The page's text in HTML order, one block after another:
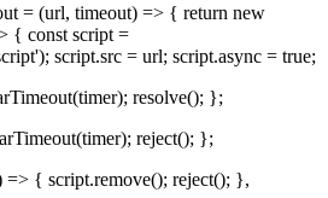
= (url, timeout) => { return new
{ const script =
script.src = url; script.async = true;
resolve(); };
reject(); };
=> { script.remove(); reject(); },